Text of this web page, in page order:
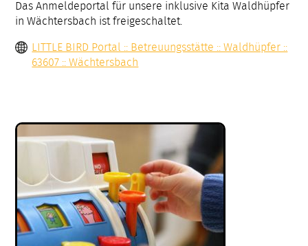
Das Anmeldeportal für unsere inklusive Kita Waldhüpfer
in Wächtersbach ist freigeschaltet.
LITTLE BIRD Portal :: Betreuungsstätte :: Waldhüpfer ::
63607 :: Wächtersbach